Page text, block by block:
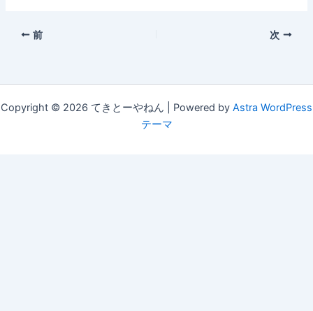
前 次
Copyright © 2026 てきとーやねん | Powered by Astra WordPress
テーマ